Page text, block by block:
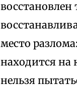
место
находится на
нельзя